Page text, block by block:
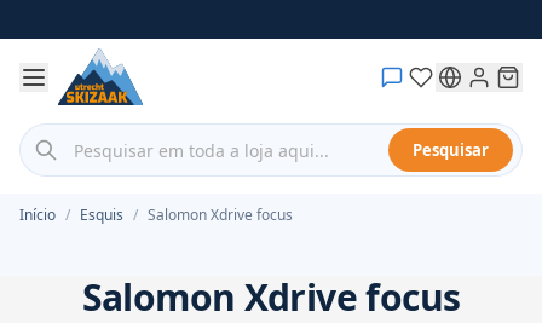
Pesquisar em toda a loja aqui... Pesquisar
Início / Esquis / Salomon Xdrive focus
Salomon Xdrive focus